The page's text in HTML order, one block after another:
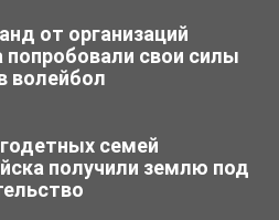
от организаций
попробовали свои силы
волейбол
семей
получили землю под